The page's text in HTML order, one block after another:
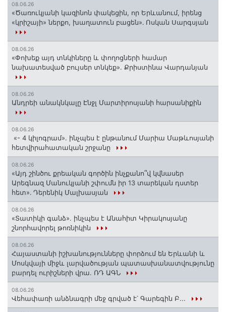
08.06.26
«Ծառուկյանի կազինոն փակեցին, որ Երևանում, իրենց
«կրիշայի» ներքո, խաղատուն բացեն»․ Ոսկան Սարգսյան
08.06.26
«Փոխեք այդ տնկիները և փողոցների համար
նախատեսված բույսեր տնկեք». Քրիստինա Վարդանյան
08.06.26
Անդրեի անակնկալը Էնջլ Մարտիրոսյանի հարսանիքին
08.06.26
«- 4 կիլոգրամ». ինչպես է ընթանում Մարիա Մաթևոսյանի
հետվիրահատական շրջանը
08.06.26
«Այդ շինծու քրեական գործին ինչքանո՞վ կվնասեր
Արեգնազ Մանուկյանի շփումն իր 13 տարեկան դստեր
հետ»․ Դերենիկ Մալխասյան
08.06.26
«Տատիկի գանձ». ինչպես է Անահիտ Կիրակոսյանը
շնորհավորել թոռնիկին
08.06.26
Հայաստանի իշխանությունները փորձում են Երևանի և
Մոսկվայի միջև լարվածության պատասխանատվությունը
բարդել ուրիշների վրա. ՌԴ ԱԳՆ
08.06.26
Վեհափառի անձնագրի մեջ գրված է՝ Գարեգին Բ...